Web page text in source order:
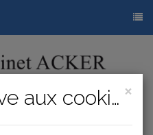
×
Politique relative aux cookies